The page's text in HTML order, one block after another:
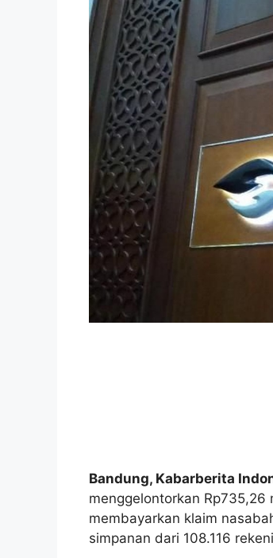
Bandung, Kabarberita
menggelontorkan
membayarkan klaim
simpanan dari 108.116